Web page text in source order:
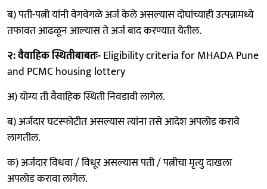
ब) पती-पत्नी यांनी वेगवेगळे अर्ज केले असल्यास दोघांच्याही उत्पन्नामध्ये
तफावत आढळून आल्यास ते अर्ज बाद करण्यात येतील.
२: वैवाहिक स्थितीबाबतः-Eligibility criteria for MHADA Pune
and PCMC housing lottery
अ) योग्य ती वैवाहिक स्थिती निवडावी लागेल.
ब) अर्जदार घटस्फोटीत असल्यास त्यांना तसे आदेश अपलोड करावे
लागतील.
क) अर्जदार विधवा / विधूर असल्यास पती / पत्नीचा मृत्यु दाखला
अपलोड करावा लागेल.